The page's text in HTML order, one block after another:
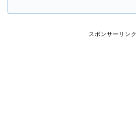
スポンサーリンク